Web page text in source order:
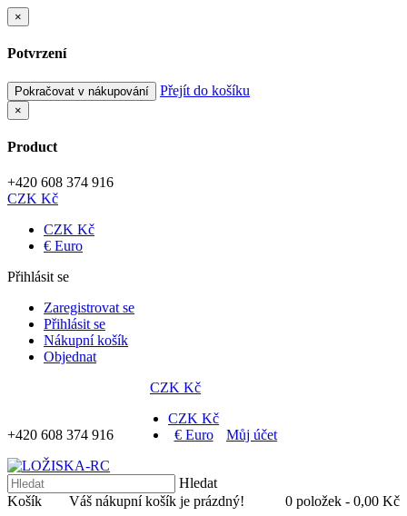
×
Potvrzení
Pokračovat v nákupování Přejít do košíku
×
Product
+420 608 374 916
CZK Kč
CZK Kč
€ Euro
Přihlásit se
Zaregistrovat se
Přihlásit se
Nákupní košík
Objednat
+420 608 374 916
CZK Kč
CZK Kč
€ Euro
Můj účet
Hledat
Košík
0 položek - 0,00 Kč
Váš nákupní košík je prázdný!